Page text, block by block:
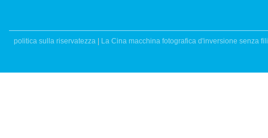
politica sulla riservatezza| La Cina macchina fotografica d'inversione senza